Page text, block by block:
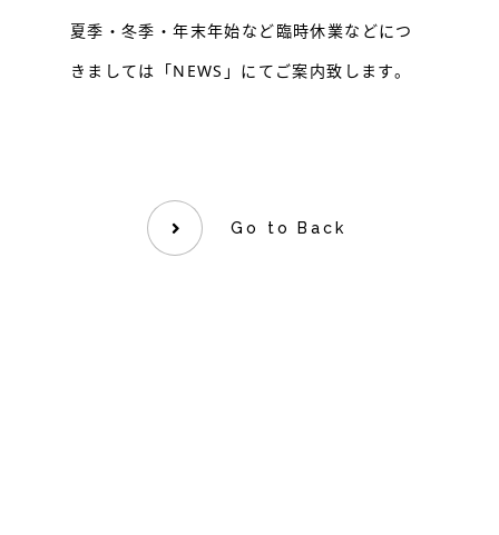
夏季・冬季・年末年始など臨時休業などにつ
きましては「NEWS」にてご案内致します。
Go to Back